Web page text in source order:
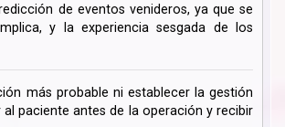
de eventos venideros, ya que se
y la experiencia sesgada de los
más probable ni establecer la gestión
paciente antes de la operación y recibir